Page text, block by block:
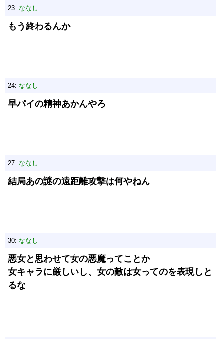
23: ななし
もう終わるんか
24: ななし
早パイの精神あかんやろ
27: ななし
結局あの謎の遠距離攻撃は何やねん
30: ななし
悪女と思わせて女の悪魔ってことか
女キャラに厳しいし、女の敵は女ってのを表現しと
るな